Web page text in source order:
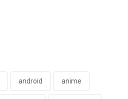
android anime